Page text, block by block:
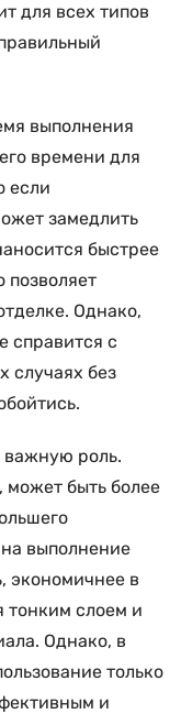
для всех типов
выполнения
времени для
если
замедлить
быстрее
позволяет
Однако,
справится с
случаях без
важную роль.
может быть более
выполнение
экономичнее в
тонким слоем и
Однако, в
только
и